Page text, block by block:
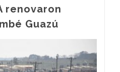
renovaron
Guazú